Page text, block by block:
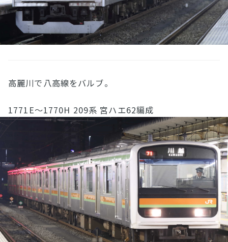
高麗川で八高線をバルブ。
1771E〜1770H 209系 宮ハエ62編成